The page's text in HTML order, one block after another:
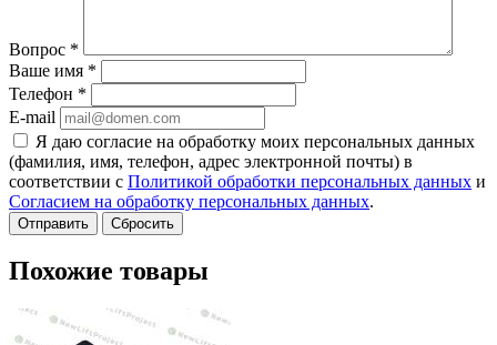
Вопрос *
Ваше имя *
Телефон *
E-mail
Я даю согласие на обработку моих персональных данных
(фамилия, имя, телефон, адрес электронной почты) в
соответствии с Политикой обработки персональных данных и
Согласием на обработку персональных данных.
Сбросить
Похожие товары